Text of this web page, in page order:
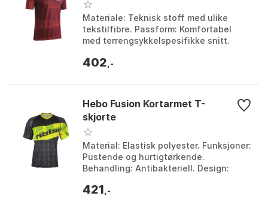
Materiale: Teknisk stoff med ulike
tekstilfibre. Passform: Komfortabel
med terrengsykkelspesifikke snitt.
beskyttelse. Bruk: Ter...
402 ,-
Hebo Fusion Kortarmet T-
skjorte
Material: Elastisk polyester. Funksjoner:
Pustende og hurtigtørkende.
Behandling: Antibakteriell. Design:
Størrelse: 10Y,...
421 ,-